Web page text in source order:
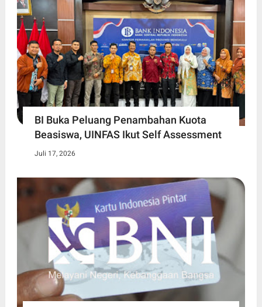
BI Buka Peluang Penambahan Kuota
Beasiswa, UINFAS Ikut Self Assessment
Juli 17, 2026